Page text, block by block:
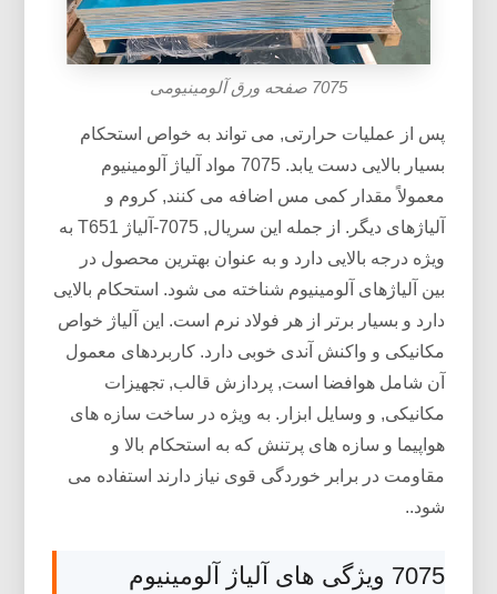
7075 صفحه ورق آلومینیومی
پس از عملیات حرارتی, می تواند به خواص استحکام
بسیار بالایی دست یابد. 7075 مواد آلیاژ آلومینیوم
معمولاً مقدار کمی مس اضافه می کنند, کروم و
آلیاژهای دیگر. از جمله این سریال, 7075-آلیاژ T651 به
ویژه درجه بالایی دارد و به عنوان بهترین محصول در
بین آلیاژهای آلومینیوم شناخته می شود. استحکام بالایی
دارد و بسیار برتر از هر فولاد نرم است. این آلیاژ خواص
مکانیکی و واکنش آندی خوبی دارد. کاربردهای معمول
آن شامل هوافضا است, پردازش قالب, تجهیزات
مکانیکی, و وسایل ابزار. به ویژه در ساخت سازه های
هواپیما و سازه های پرتنش که به استحکام بالا و
مقاومت در برابر خوردگی قوی نیاز دارند استفاده می
شود..
7075 ویژگی های آلیاژ آلومینیوم